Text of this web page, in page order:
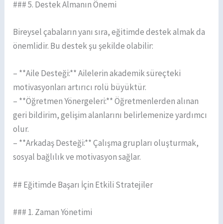
### 5. Destek Almanın Önemi
Bireysel çabaların yanı sıra, eğitimde destek almak da
önemlidir. Bu destek şu şekilde olabilir:
– **Aile Desteği:** Ailelerin akademik süreçteki
motivasyonları artırıcı rolü büyüktür.
– **Öğretmen Yönergeleri:** Öğretmenlerden alınan
geri bildirim, gelişim alanlarını belirlemenize yardımcı
olur.
– **Arkadaş Desteği:** Çalışma grupları oluşturmak,
sosyal bağlılık ve motivasyon sağlar.
## Eğitimde Başarı İçin Etkili Stratejiler
### 1. Zaman Yönetimi